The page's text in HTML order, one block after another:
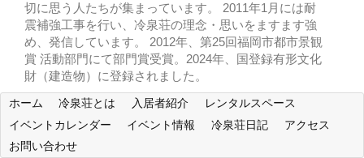
切に思う人たちが集まっています。 2011年1月には耐
震補強工事を行い、冷泉荘の理念・思いをますます強
め、発信しています。 2012年、第25回福岡市都市景観
賞 活動部門にて部門賞受賞。2024年、国登録有形文化
財（建造物）に登録されました。
ホーム 冷泉荘とは 入居者紹介
レンタルスペース
イベントカレンダー
イベント情報 冷泉荘日記
アクセス
お問い合わせ